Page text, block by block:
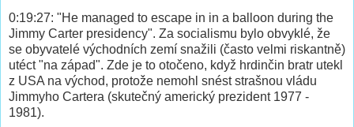
0:19:27: "He managed to escape in in a balloon during the
Jimmy Carter presidency". Za socialismu bylo obvyklé, že
se obyvatelé východních zemí snažili (často velmi riskantně)
utéct "na západ". Zde je to otočeno, když hrdinčin bratr utekl
z USA na východ, protože nemohl snést strašnou vládu
Jimmyho Cartera (skutečný americký prezident 1977 -
1981).